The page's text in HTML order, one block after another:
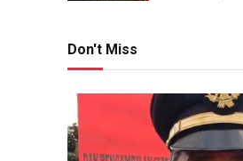
Don't Miss